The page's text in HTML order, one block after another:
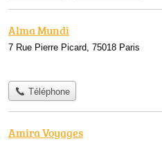
Alma Mundi
7 Rue Pierre Picard, 75018 Paris
Téléphone
Amira Voyages